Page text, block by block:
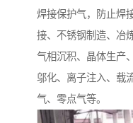
焊接保护气，防止焊
接、不锈钢制造、冶
气相沉积、晶体生产
邬化、离子注入、载
气、零点气等。